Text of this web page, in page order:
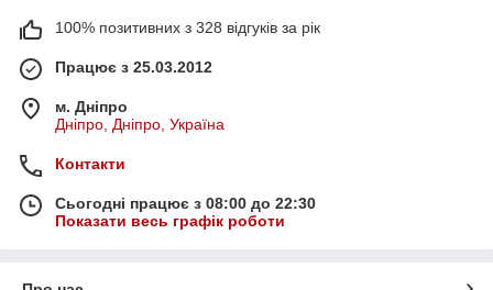
100% позитивних з 328 відгуків за рік
Працює з 25.03.2012
м. Дніпро
Дніпро, Дніпро, Україна
Контакти
Сьогодні працює з 08:00 до 22:30
Показати весь графік роботи